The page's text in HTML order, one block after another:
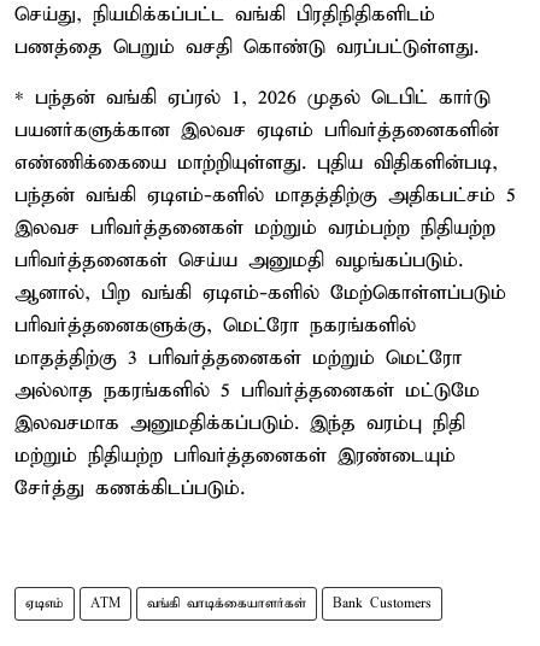
செய்து, நியமிக்கப்பட்ட வங்கி பிரதிநிதிகளிடம்
பணத்தை பெறும் வசதி கொண்டு வரப்பட்டுள்ளது.
* பந்தன் வங்கி ஏப்ரல் 1, 2026 முதல் டெபிட் கார்டு
பயனர்களுக்கான இலவச ஏடிஎம் பரிவர்த்தனைகளின்
எண்ணிக்கையை மாற்றியுள்ளது. புதிய விதிகளின்படி,
பந்தன் வங்கி ஏடிஎம்-களில் மாதத்திற்கு அதிகபட்சம் 5
இலவச பரிவர்த்தனைகள் மற்றும் வரம்பற்ற நிதியற்ற
பரிவர்த்தனைகள் செய்ய அனுமதி வழங்கப்படும்.
ஆனால், பிற வங்கி ஏடிஎம்-களில் மேற்கொள்ளப்படும்
பரிவர்த்தனைகளுக்கு, மெட்ரோ நகரங்களில்
மாதத்திற்கு 3 பரிவர்த்தனைகள் மற்றும் மெட்ரோ
அல்லாத நகரங்களில் 5 பரிவர்த்தனைகள் மட்டுமே
இலவசமாக அனுமதிக்கப்படும். இந்த வரம்பு நிதி
மற்றும் நிதியற்ற பரிவர்த்தனைகள் இரண்டையும்
சேர்த்து கணக்கிடப்படும்.
ஏடிஎம் ATM வங்கி வாடிக்கையாளர்கள் Bank Customers